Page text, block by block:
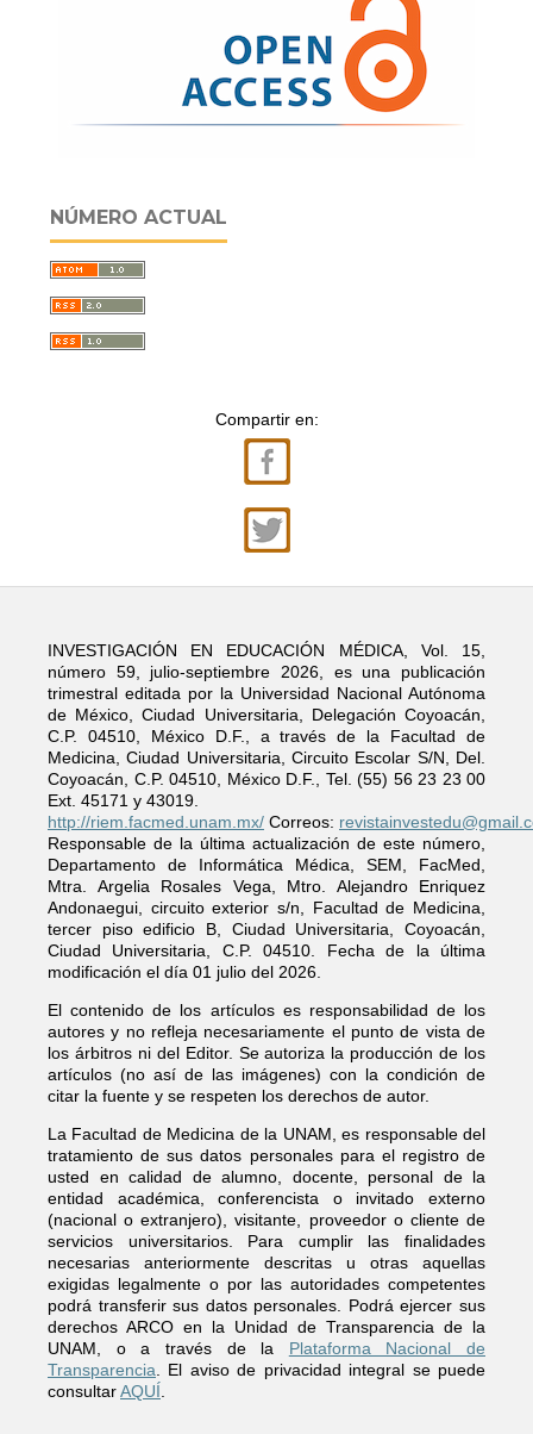
NÚMERO ACTUAL
Compartir en:
INVESTIGACIÓN EN EDUCACIÓN MÉDICA, Vol. 15,
número 59, julio-septiembre 2026, es una publicación
trimestral editada por la Universidad Nacional Autónoma
de México, Ciudad Universitaria, Delegación Coyoacán,
C.P. 04510, México D.F., a través de la Facultad de
Medicina, Ciudad Universitaria, Circuito Escolar S/N, Del.
Coyoacán, C.P. 04510, México D.F., Tel. (55) 56 23 23 00
Ext. 45171 y 43019.
http://riem.facmed.unam.mx/ Correos:
Responsable de la última actualización de este número,
Departamento de Informática Médica, SEM, FacMed,
Mtra. Argelia Rosales Vega, Mtro. Alejandro Enriquez
Andonaegui, circuito exterior s/n, Facultad de Medicina,
tercer piso edificio B, Ciudad Universitaria, Coyoacán,
Ciudad Universitaria, C.P. 04510. Fecha de la última
modificación el día 01 julio del 2026.
El contenido de los artículos es responsabilidad de los
autores y no refleja necesariamente el punto de vista de
los árbitros ni del Editor. Se autoriza la producción de los
artículos (no así de las imágenes) con la condición de
citar la fuente y se respeten los derechos de autor.
La Facultad de Medicina de la UNAM, es responsable del
tratamiento de sus datos personales para el registro de
usted en calidad de alumno, docente, personal de la
entidad académica, conferencista o invitado externo
(nacional o extranjero), visitante, proveedor o cliente de
servicios universitarios. Para cumplir las finalidades
necesarias anteriormente descritas u otras aquellas
exigidas legalmente o por las autoridades competentes
podrá transferir sus datos personales. Podrá ejercer sus
derechos ARCO en la Unidad de Transparencia de la
UNAM, o a través de la Plataforma Nacional de
Transparencia. El aviso de privacidad integral se puede
consultarAQUÍ.